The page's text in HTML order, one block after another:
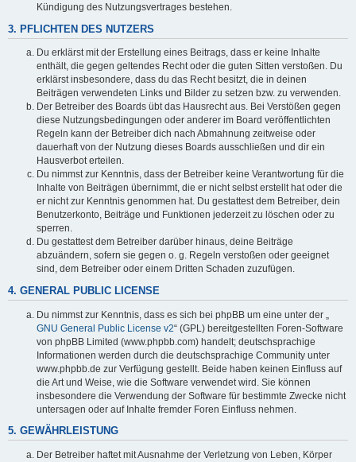
Kündigung des Nutzungsvertrages bestehen.
3. PFLICHTEN DES NUTZERS
Du erklärst mit der Erstellung eines Beitrags, dass er keine Inhalte
enthält, die gegen geltendes Recht oder die guten Sitten verstoßen. Du
erklärst insbesondere, dass du das Recht besitzt, die in deinen
Beiträgen verwendeten Links und Bilder zu setzen bzw. zu verwenden.
Der Betreiber des Boards übt das Hausrecht aus. Bei Verstößen gegen
diese Nutzungsbedingungen oder anderer im Board veröffentlichten
Regeln kann der Betreiber dich nach Abmahnung zeitweise oder
dauerhaft von der Nutzung dieses Boards ausschließen und dir ein
Hausverbot erteilen.
Du nimmst zur Kenntnis, dass der Betreiber keine Verantwortung für die
Inhalte von Beiträgen übernimmt, die er nicht selbst erstellt hat oder die
er nicht zur Kenntnis genommen hat. Du gestattest dem Betreiber, dein
Benutzerkonto, Beiträge und Funktionen jederzeit zu löschen oder zu
sperren.
Du gestattest dem Betreiber darüber hinaus, deine Beiträge
abzuändern, sofern sie gegen o. g. Regeln verstoßen oder geeignet
sind, dem Betreiber oder einem Dritten Schaden zuzufügen.
4. GENERAL PUBLIC LICENSE
Du nimmst zur Kenntnis, dass es sich bei phpBB um eine unter der „
GNU General Public License v2“ (GPL) bereitgestellten Foren-Software
von phpBB Limited (www.phpbb.com) handelt; deutschsprachige
Informationen werden durch die deutschsprachige Community unter
www.phpbb.de zur Verfügung gestellt. Beide haben keinen Einfluss auf
die Art und Weise, wie die Software verwendet wird. Sie können
insbesondere die Verwendung der Software für bestimmte Zwecke nicht
untersagen oder auf Inhalte fremder Foren Einfluss nehmen.
5. GEWÄHRLEISTUNG
Der Betreiber haftet mit Ausnahme der Verletzung von Leben, Körper